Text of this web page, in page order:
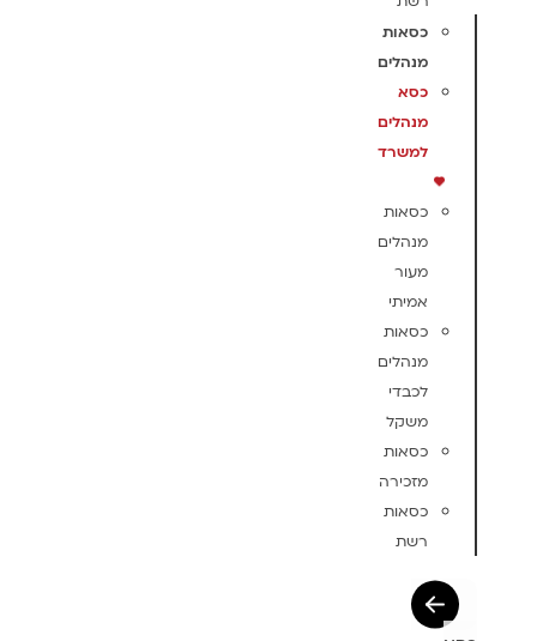
כסאות
מנהלים
כסא
מנהלים
למשרד
כסאות
מנהלים
מעור
אמיתי
כסאות
מנהלים
לכבדי
משקל
כסאות
מזכירה
כסאות
רשת